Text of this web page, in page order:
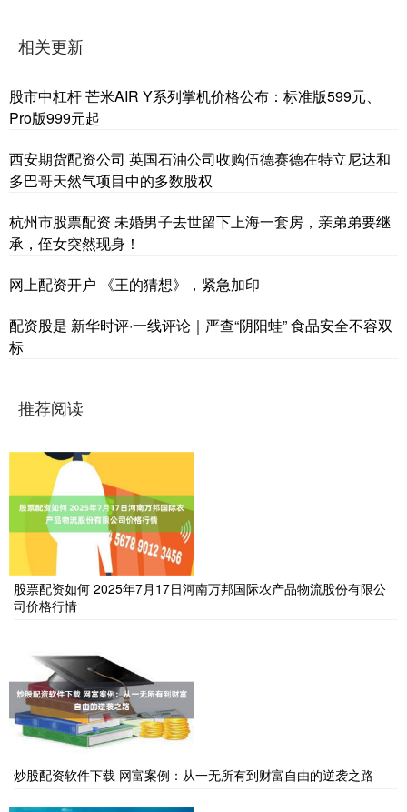
相关更新
股市中杠杆 芒米AIR Y系列掌机价格公布：标准版599元、
Pro版999元起
西安期货配资公司 英国石油公司收购伍德赛德在特立尼达和
多巴哥天然气项目中的多数股权
杭州市股票配资 未婚男子去世留下上海一套房，亲弟弟要继
承，侄女突然现身！
网上配资开户 《王的猜想》，紧急加印
配资股是 新华时评·一线评论｜严查“阴阳蛙” 食品安全不容双
标
推荐阅读
股票配资如何 2025年7月17日河南万邦国际农产品物流股份有限公
司价格行情
炒股配资软件下载 网富案例：从一无所有到财富自由的逆袭之路